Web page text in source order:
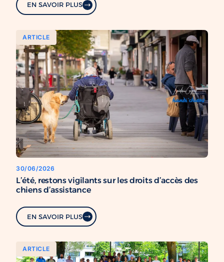
EN SAVOIR PLUS
ARTICLE
30/06/2026
L’été, restons vigilants sur les droits d’accès des
chiens d’assistance
EN SAVOIR PLUS
ARTICLE